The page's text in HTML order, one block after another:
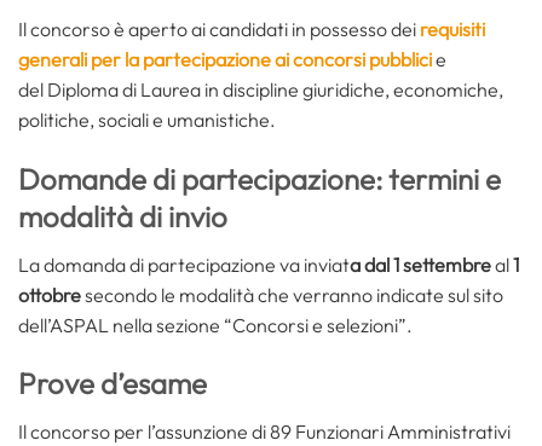
Il concorso è aperto ai candidati in possesso dei requisiti
generali per la partecipazione ai concorsi pubblicie
del Diploma di Laurea in discipline giuridiche, economiche,
politiche, sociali e umanistiche.
Domande di partecipazione: termini e
modalità di invio
La domanda di partecipazione va inviata dal 1 settembreal1
ottobresecondo le modalità che verranno indicate sul sito
dell’ASPAL nella sezione “Concorsi e selezioni”.
Prove d’esame
Il concorso per l’assunzione di 89 Funzionari Amministrativi